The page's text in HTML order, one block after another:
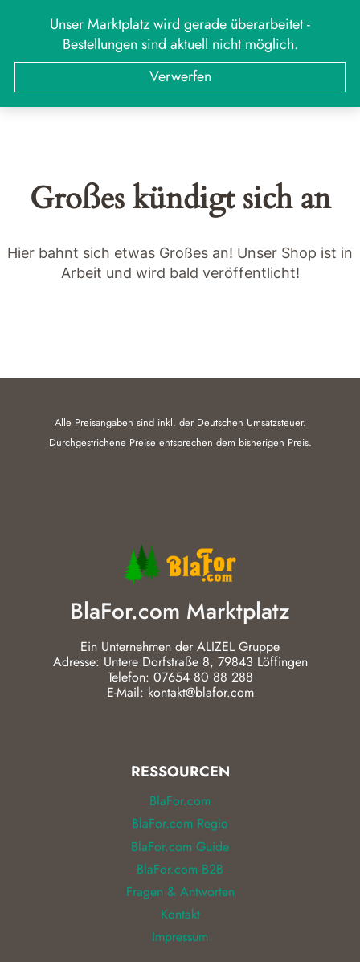
Unser Marktplatz wird gerade überarbeitet -
Bestellungen sind aktuell nicht möglich.
Verwerfen
MARKT
Suchen
Großes kündigt sich an
Hier bahnt sich etwas Großes an! Unser Shop ist in
Arbeit und wird bald veröffentlicht!
Alle Preisangaben sind inkl. der Deutschen Umsatzsteuer.
Durchgestrichene Preise entsprechen dem bisherigen Preis.
BlaFor.com Marktplatz
Ein Unternehmen der ALIZEL Gruppe
Adresse: Untere Dorfstraße 8, 79843 Löffingen
Telefon: 07654 80 88 288
E-Mail: kontakt@blafor.com
RESSOURCEN
BlaFor.com
BlaFor.com Regio
BlaFor.com Guide
BlaFor.com B2B
Fragen & Antworten
Kontakt
Impressum